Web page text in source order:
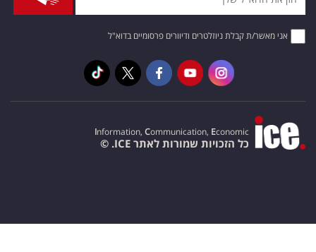
אני מאשר/ת קבלת ניוזלטרים ודיוורים פרסומיים בדוא"ל
Information, Communication, Economic
כל הזכויות שמורות לאתר ICE. ©